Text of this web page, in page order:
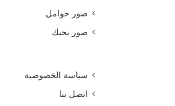
صور حوامل
صور بحبك
سياسة الخصوصية
اتصل بنا